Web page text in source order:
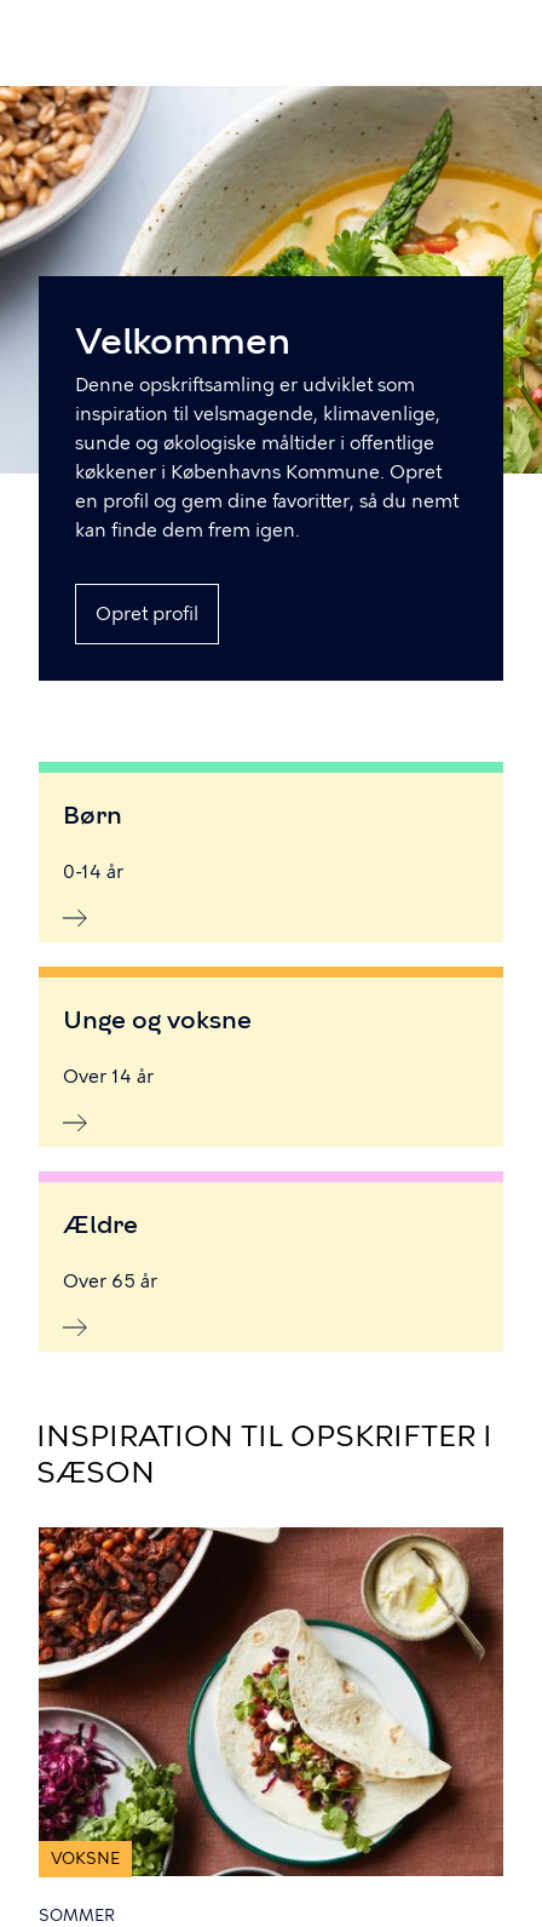
Velkommen
Denne opskriftsamling er udviklet som
inspiration til velsmagende, klimavenlige,
sunde og økologiske måltider i offentlige
køkkener i Københavns Kommune. Opret
en profil og gem dine favoritter, så du nemt
kan finde dem frem igen.
Opret profil
Børn
0-14 år
Unge og voksne
Over 14 år
Ældre
Over 65 år
INSPIRATION TIL OPSKRIFTER I
SÆSON
VOKSNE
SOMMER